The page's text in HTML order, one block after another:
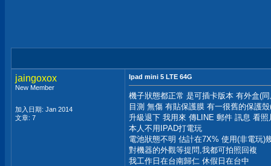
jaingoxox
New Member
加入日期: Jan 2014
文章: 7
Ipad mini 5 LTE 64G
機子狀態都正常 是可插卡版本 有外盒(
目測 無傷 有貼保護膜 有一很舊的保護
升級退下 我用來 傳LINE 郵件 訊息 看照
本人不用IPAD打電玩
電池狀態不明 估計在7X% 使用(非電玩)
對機器的外觀等提問,我都可拍照回複
我工作日在台南歸仁 休假日在台中